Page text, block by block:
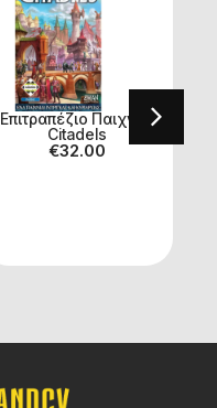
Επιτραπέζιο Παιχνίδι
Citadels
€32.00